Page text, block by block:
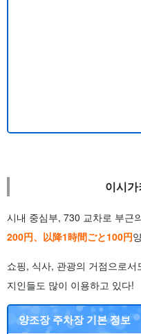
이시
시내 중심부, 730 교차로 부근
200円、以降1時間ごと100円
쇼핑, 식사, 관광의 거점으로
지인들도 많이 이용하고 있다!
양조장 주차장 기본 정보